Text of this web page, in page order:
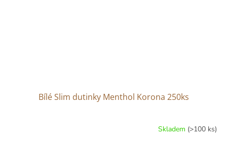
Bílé Slim dutinky Menthol Korona 250ks
Skladem (>100 ks)